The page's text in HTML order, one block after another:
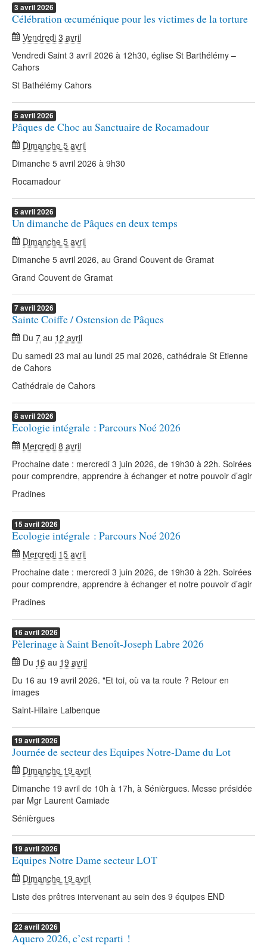
3 avril2026
Célébration œcuménique pour les victimes de la torture
Vendredi 3 avril
Vendredi Saint 3 avril 2026 à 12h30, église St Barthélémy –
Cahors
St Bathélémy Cahors
5 avril2026
Pâques de Choc au Sanctuaire de Rocamadour
Dimanche 5 avril
Dimanche 5 avril 2026 à 9h30
Rocamadour
5 avril2026
Un dimanche de Pâques en deux temps
Dimanche 5 avril
Dimanche 5 avril 2026, au Grand Couvent de Gramat
Grand Couvent de Gramat
7avril2026
Sainte Coiffe / Ostension de Pâques
Du 7 au 12 avril
Du samedi 23 mai au lundi 25 mai 2026, cathédrale St Etienne
de Cahors
Cathédrale de Cahors
8avril2026
Ecologie intégrale : Parcours Noé 2026
Mercredi 8 avril
Prochaine date : mercredi 3 juin 2026, de 19h30 à 22h. Soirées
pour comprendre, apprendre à échanger et notre pouvoir d’agir
Pradines
15 avril2026
Ecologie intégrale : Parcours Noé 2026
Mercredi 15 avril
Prochaine date : mercredi 3 juin 2026, de 19h30 à 22h. Soirées
pour comprendre, apprendre à échanger et notre pouvoir d’agir
Pradines
16 avril2026
Pèlerinage à Saint Benoît-Joseph Labre 2026
Du 16 au 19 avril
Du 16 au 19 avril 2026. "Et toi, où va ta route ? Retour en
images
Saint-Hilaire Lalbenque
19 avril2026
Journée de secteur des Equipes Notre-Dame du Lot
Dimanche 19 avril
Dimanche 19 avril de 10h à 17h, à Sénièrgues. Messe présidée
par Mgr Laurent Camiade
Sénièrgues
19 avril2026
Equipes Notre Dame secteur LOT
Dimanche 19 avril
Liste des prêtres intervenant au sein des 9 équipes END
22 avril2026
Aquero 2026, c’est reparti !